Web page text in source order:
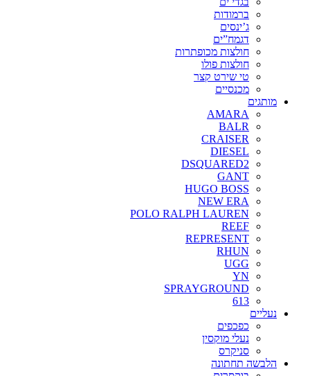
ברמודות
ג’ינסים
דגמח”ים
חולצות מכופתרות
חולצות פולו
טי שירט קצר
מכנסיים
מותגים
AMARA
BALR
CRAISER
DIESEL
DSQUARED2
GANT
HUGO BOSS
NEW ERA
POLO RALPH LAUREN
REEF
REPRESENT
RHUN
UGG
YN
SPRAYGROUND
613
נעליים
כפכפים
נעלי מוקסין
סניקרס
הלבשה תחתונה